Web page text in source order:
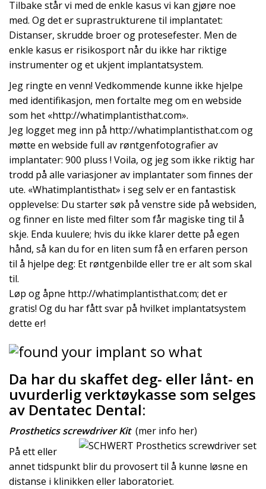
Tilbake står vi med de enkle kasus vi kan gjøre noe
med. Og det er suprastrukturene til implantatet:
Distanser, skrudde broer og protesefester. Men de
enkle kasus er risikosport når du ikke har riktige
instrumenter og et ukjent implantatsystem.
Jeg ringte en venn! Vedkommende kunne ikke hjelpe
med identifikasjon, men fortalte meg om en webside
som het «http://whatimplantisthat.com».
Jeg logget meg inn på http://whatimplantisthat.com og
møtte en webside full av røntgenfotografier av
implantater: 900 pluss ! Voila, og jeg som ikke riktig har
trodd på alle variasjoner av implantater som finnes der
ute. «Whatimplantisthat» i seg selv er en fantastisk
opplevelse: Du starter søk på venstre side på websiden,
og finner en liste med filter som får magiske ting til å
skje. Enda kuulere; hvis du ikke klarer dette på egen
hånd, så kan du for en liten sum få en erfaren person
til å hjelpe deg: Et røntgenbilde eller tre er alt som skal
til.
Løp og åpne http://whatimplantisthat.com; det er
gratis! Og du har fått svar på hvilket implantatsystem
dette er!
Da har du skaffet deg- eller lånt- en
uvurderlig verktøykasse som selges
av Dentatec Dental:
Prosthetics screwdriver Kit(mer info her)
På ett eller
annet tidspunkt blir du provosert til å kunne løsne en
distanse i klinikken eller laboratoriet.